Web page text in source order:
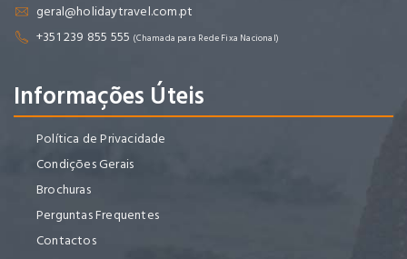
geral@holidaytravel.com.pt
+351 239 855 555 (Chamada para Rede Fixa Nacional)
Informações Úteis
Política de Privacidade
Condições Gerais
Brochuras
Perguntas Frequentes
Contactos